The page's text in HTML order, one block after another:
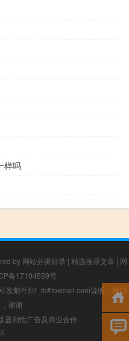
样吗
by 网站分类目录 | 精选推荐文章 | 网
备17104559号
发邮件到f_fb#foxmail.com说明，我们
谢谢
盈利性广告及商业合作